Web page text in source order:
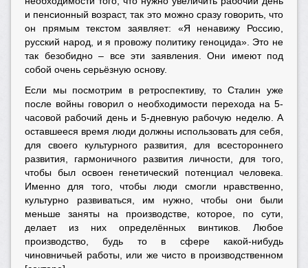
и пенсионный возраст, так это можно сразу говорить, что
он прямым текстом заявляет: «Я ненавижу Россию,
русский народ, и я провожу политику геноцида». Это не
так безобидно – все эти заявления. Они имеют под
собой очень серьёзную основу.
Если мы посмотрим в ретроспективу, то Сталин уже
после войны говорил о необходимости перехода на 5-
часовой рабочий день и 5-дневную рабочую неделю. А
оставшееся время люди должны использовать для себя,
для своего культурного развития, для всестороннего
развития, гармоничного развития личности, для того,
чтобы был освоен генетический потенциал человека.
Именно для того, чтобы люди смогли нравственно,
культурно развиваться, им нужно, чтобы они были
меньше заняты на производстве, которое, по сути,
делает из них определённых винтиков. Любое
производство, будь то в сфере какой-нибудь
чиновничьей работы, или же чисто в производственном